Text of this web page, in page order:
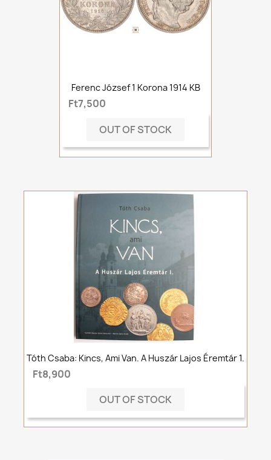
Ferenc József 1 Korona 1914 KB
Ft7,500
OUT OF STOCK
Tóth Csaba: Kincs, Ami Van. A Huszár Lajos Éremtár 1.
Ft8,900
OUT OF STOCK